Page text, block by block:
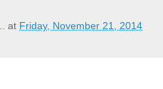
at Friday, November 21, 2014